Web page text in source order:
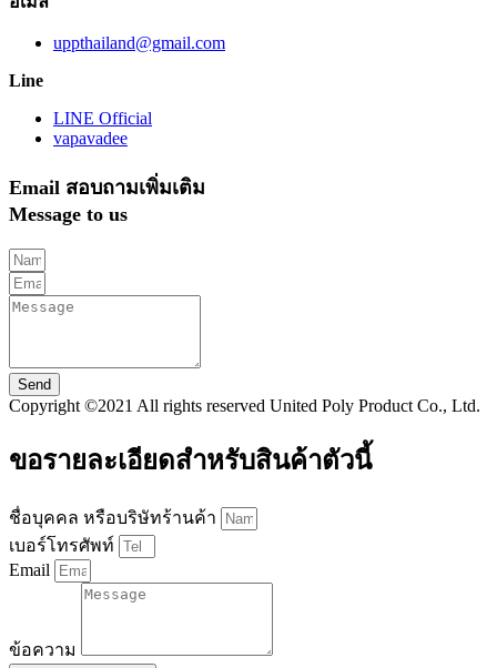
uppthailand@gmail.com
Line
LINE Official
vapavadee
Email สอบถามเพิ่มเติม
Message to us
Send
Copyright ©2021 All rights reserved United Poly Product Co., Ltd.
ขอรายละเอียดสำหรับสินค้าตัวนี้
ชื่อบุคคล หรือบริษัทร้านค้า
เบอร์โทรศัพท์
Email
ข้อความ